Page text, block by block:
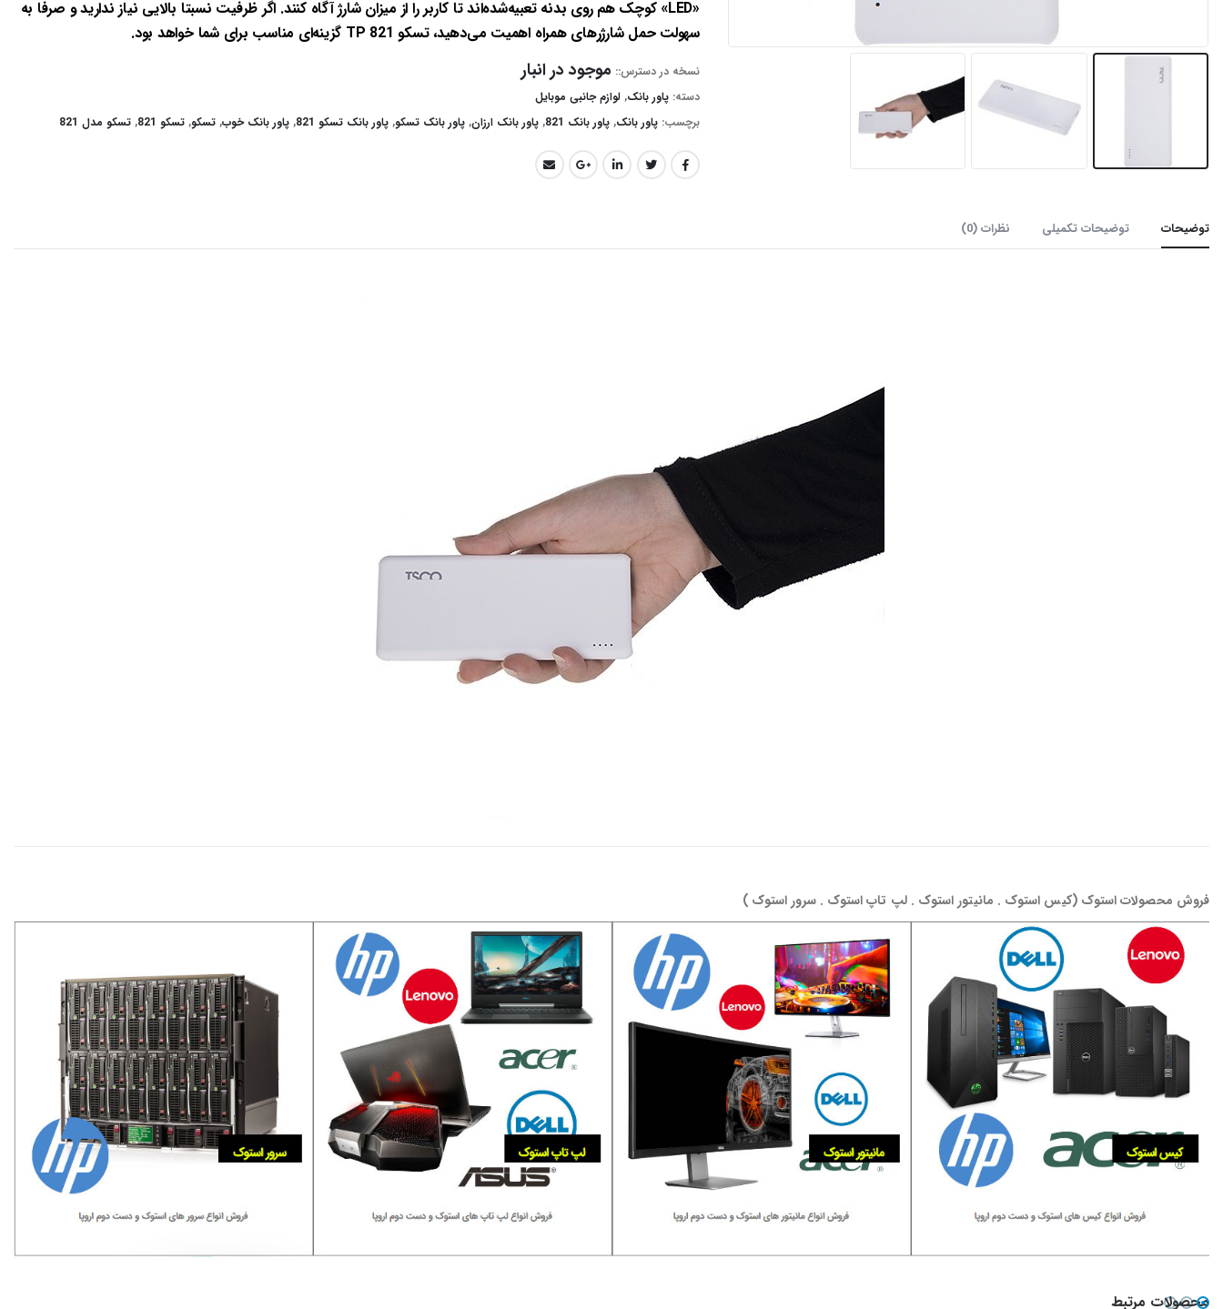
«LED» کوچک هم روی بدنه تعبیه‌شده‌اند تا کاربر را از میزان شارژ آگاه کنند. اگر ظرفیت نسبتا بالایی نیاز ندارید و صرفا به
سهولت حمل شارژرهای همراه اهمیت می‌دهید، تسکو TP 821 گزینه‌ای مناسب برای شما خواهد بود.
نسخه در دسترس:: موجود در انبار
دسته: پاور بانک, لوازم جانبی موبایل
برچسب: پاور بانک, پاور بانک 821 , پاور بانک ارزان, پاور بانک تسکو, پاور بانک تسکو 821 , پاور بانک خوب, تسکو, تسکو 821 , تسکو مدل 821
توضیحات توضیحات تکمیلی نظرات (0)
فروش محصولات استوک (کیس استوک . مانیتور استوک . لپ تاپ استوک . سرور استوک )
محصولات مرتبط